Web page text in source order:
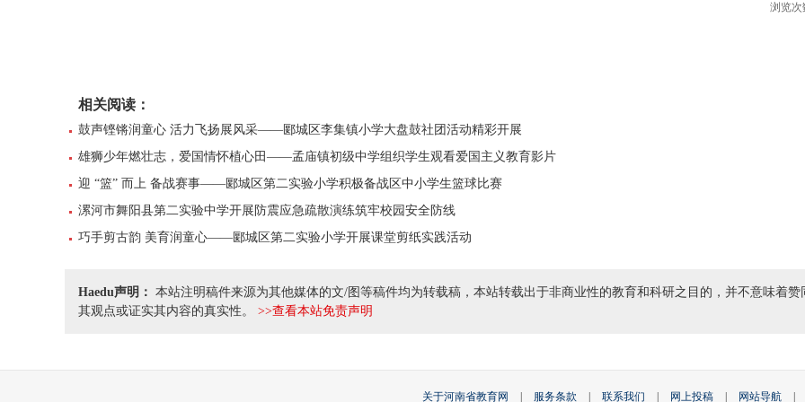
浏览次
相关阅读：
鼓声铿锵润童心 活力飞扬展风采——郾城区李集镇小学大盘鼓社团活动精彩开展
雄狮少年燃壮志，爱国情怀植心田——孟庙镇初级中学组织学生观看爱国主义教育影片
迎 “篮” 而上 备战赛事——郾城区第二实验小学积极备战区中小学生篮球比赛
漯河市舞阳县第二实验中学开展防震应急疏散演练筑牢校园安全防线
巧手剪古韵 美育润童心——郾城区第二实验小学开展课堂剪纸实践活动
Haedu声明： 本站注明稿件来源为其他媒体的文/图等稿件均为转载稿，本站转载出于非商业性的教育和科研之目的，并不意味着赞
其观点或证实其内容的真实性。 >>查看本站免责声明
关于河南省教育网 服务条款 联系我们 网上投稿 网站导航